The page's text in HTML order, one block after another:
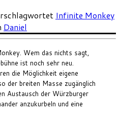
Infinite Monkey
Daniel
Wem das nichts sagt,
ist noch sehr neu.
die Möglichkeit eigene
der breiten Masse zugänglich
Austausch der Würzburger
anzukurbeln und eine